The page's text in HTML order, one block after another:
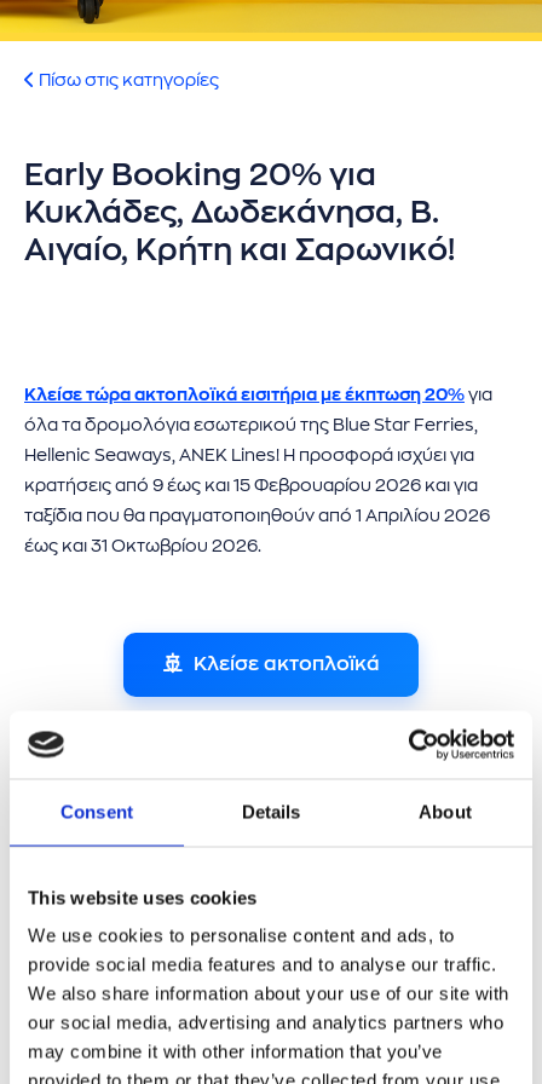
Consent Details About
This website uses cookies
We use cookies to personalise content and ads, to
provide social media features and to analyse our traffic.
We also share information about your use of our site with
our social media, advertising and analytics partners who
may combine it with other information that you’ve
Cookies
Πίσω στις κατηγορίες
Early Booking 20% για
Κυκλάδες, Δωδεκάνησα, Β.
Αιγαίο, Κρήτη και Σαρωνικό!
Κλείσε τώρα ακτοπλοϊκά εισιτήρια με έκπτωση 20% για
όλα τα δρομολόγια εσωτερικού της Blue Star Ferries,
Hellenic Seaways, ANEK Lines! Η προσφορά ισχύει για
κρατήσεις από 9 έως και 15 Φεβρουαρίου 2026 και για
ταξίδια που θα πραγματοποιηθούν από 1 Απριλίου 2026
έως και 31 Οκτωβρίου 2026.
🚢 Κλείσε ακτοπλοϊκά
Η έκπτωση 20%:
2. Ισχύει σε όλα τα διαθέσιμα δρομολόγια Γραμμών
Εσωτερικού.
3. Ισχύει στην ΟΙΚΟΝΟΜΙΚΗ, τη ΔΙΑΚΕΚΡΙΜΕΝΗ και τα ATS
(Αριθμημένα Καθίσματα Οικονομικής).
Ισχύει επίσης, στα BATS (Αριθμημένα Καθίσματα